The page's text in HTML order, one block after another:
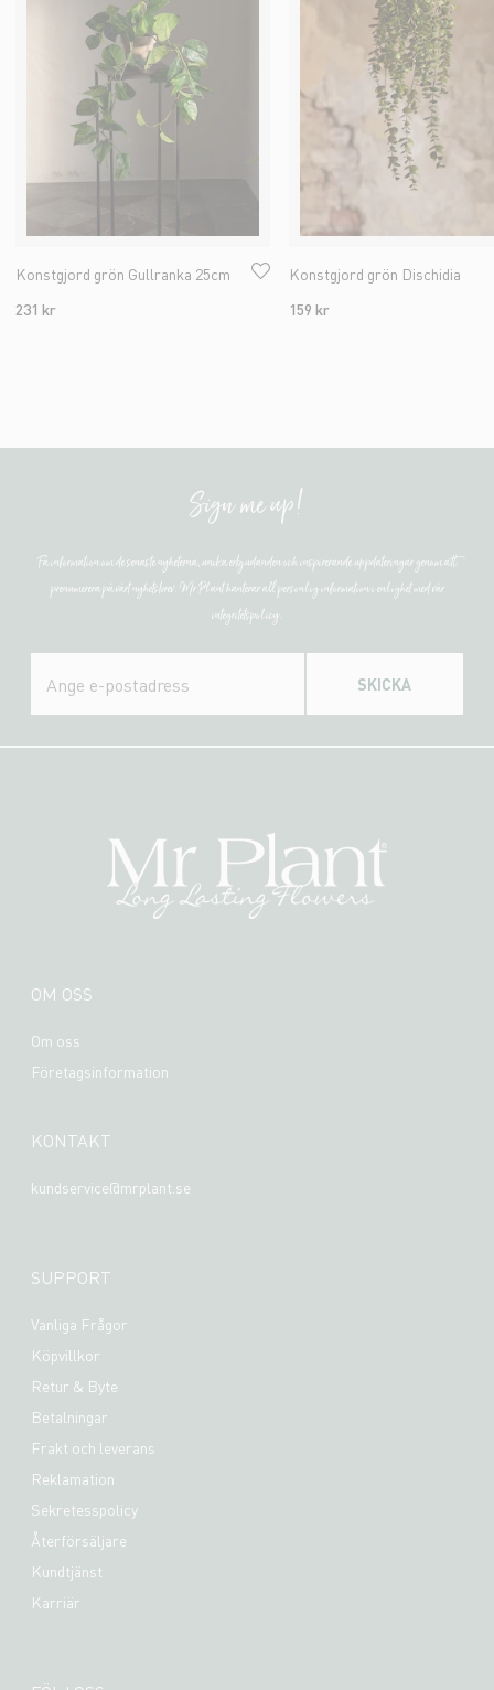
Konstgjord grön Gullranka 25cm
231 kr
Konstgjord grön Dischidia
159 kr
Sign me up!
Få information om de senaste nyheterna, unika erbjudanden och inspirerande uppdateringar genom att
prenumerera på vårt nyhetsbrev. Mr Plant hanterar all personlig information i enlighet med vår
integritetspolicy.
SKICKA
OM OSS
Om oss
Företagsinformation
KONTAKT
kundservice@mrplant.se
SUPPORT
Vanliga Frågor
Köpvillkor
Retur & Byte
Betalningar
Frakt och leverans
Reklamation
Sekretesspolicy
Återförsäljare
Kundtjänst
Karriär